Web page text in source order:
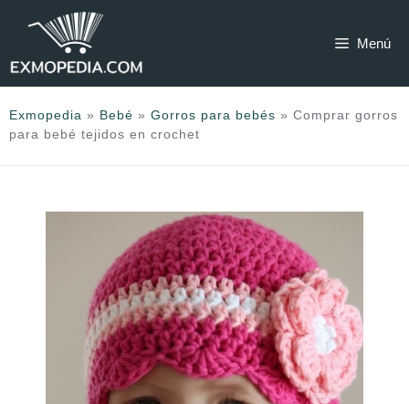
Menú
Exmopedia » Bebé » Gorros para bebés » Comprar gorros
para bebé tejidos en crochet